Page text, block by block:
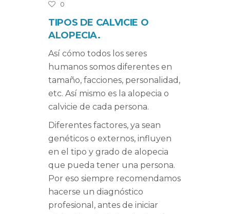
0
TIPOS DE CALVICIE O
ALOPECIA.
Así cómo todos los seres
humanos somos diferentes en
tamaño, facciones, personalidad,
etc. Así mismo es la alopecia o
calvicie de cada persona.
Diferentes factores, ya sean
genéticos o externos, influyen
en el tipo y grado de alopecia
que pueda tener una persona.
Por eso siempre recomendamos
hacerse un diagnóstico
profesional, antes de iniciar